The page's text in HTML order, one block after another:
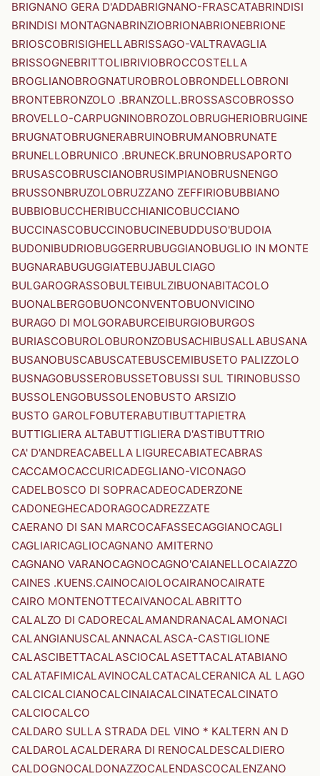
BRIGNANO GERA D'ADDABRIGNANO-FRASCATABRINDISI
BRINDISI MONTAGNABRINZIOBRIONABRIONEBRIONE
BRIOSCOBRISIGHELLABRISSAGO-VALTRAVAGLIA
BRISSOGNEBRITTOLIBRIVIOBROCCOSTELLA
BROGLIANOBROGNATUROBROLOBRONDELLOBRONI
BRONTEBRONZOLO .BRANZOLL.BROSSASCOBROSSO
BROVELLO-CARPUGNINOBROZOLOBRUGHERIOBRUGINE
BRUGNATOBRUGNERABRUINOBRUMANOBRUNATE
BRUNELLOBRUNICO .BRUNECK.BRUNOBRUSAPORTO
BRUSASCOBRUSCIANOBRUSIMPIANOBRUSNENGO
BRUSSONBRUZOLOBRUZZANO ZEFFIRIOBUBBIANO
BUBBIOBUCCHERIBUCCHIANICOBUCCIANO
BUCCINASCOBUCCINOBUCINEBUDDUSO'BUDOIA
BUDONIBUDRIOBUGGERRUBUGGIANOBUGLIO IN MONTE
BUGNARABUGUGGIATEBUJABULCIAGO
BULGAROGRASSOBULTEIBULZIBUONABITACOLO
BUONALBERGOBUONCONVENTOBUONVICINO
BURAGO DI MOLGORABURCEIBURGIOBURGOS
BURIASCOBUROLOBURONZOBUSACHIBUSALLABUSANA
BUSANOBUSCABUSCATEBUSCEMIBUSETO PALIZZOLO
BUSNAGOBUSSEROBUSSETOBUSSI SUL TIRINOBUSSO
BUSSOLENGOBUSSOLENOBUSTO ARSIZIO
BUSTO GAROLFOBUTERABUTIBUTTAPIETRA
BUTTIGLIERA ALTABUTTIGLIERA D'ASTIBUTTRIO
CA' D'ANDREACABELLA LIGURECABIATECABRAS
CACCAMOCACCURICADEGLIANO-VICONAGO
CADELBOSCO DI SOPRACADEOCADERZONE
CADONEGHECADORAGOCADREZZATE
CAERANO DI SAN MARCOCAFASSECAGGIANOCAGLI
CAGLIARICAGLIOCAGNANO AMITERNO
CAGNANO VARANOCAGNOCAGNO'CAIANELLOCAIAZZO
CAINES .KUENS.CAINOCAIOLOCAIRANOCAIRATE
CAIRO MONTENOTTECAIVANOCALABRITTO
CALALZO DI CADORECALAMANDRANACALAMONACI
CALANGIANUSCALANNACALASCA-CASTIGLIONE
CALASCIBETTACALASCIOCALASETTACALATABIANO
CALATAFIMICALAVINOCALCATACALCERANICA AL LAGO
CALCICALCIANOCALCINAIACALCINATECALCINATO
CALCIOCALCO
CALDARO SULLA STRADA DEL VINO * KALTERN AN D
CALDAROLACALDERARA DI RENOCALDESCALDIERO
CALDOGNOCALDONAZZOCALENDASCOCALENZANO